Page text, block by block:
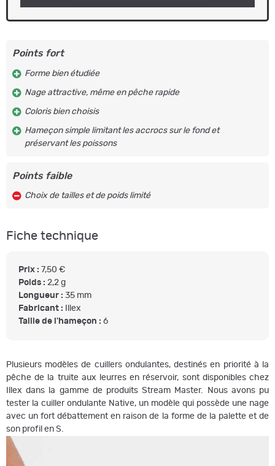
Points fort
Forme bien étudiée
Nage attractive, même en pêche rapide
Coloris bien choisis
Hameçon simple limitant les accrocs sur le fond et
préservant les poissons
Points faible
Choix de tailles et de poids limité
Fiche technique
Prix : 7,50 €
Poids : 2,2 g
Longueur : 35 mm
Fabricant :
Illex
Taille de l'hameçon : 6
Plusieurs modèles de cuillers ondulantes, destinés en priorité à la
pêche de la truite aux leurres en réservoir, sont disponibles chez
Illex dans la gamme de produits Stream Master. Nous avons pu
tester la cuiller ondulante Native, un modèle qui possède une nage
avec un fort débattement en raison de la forme de la palette et de
son profil en S.